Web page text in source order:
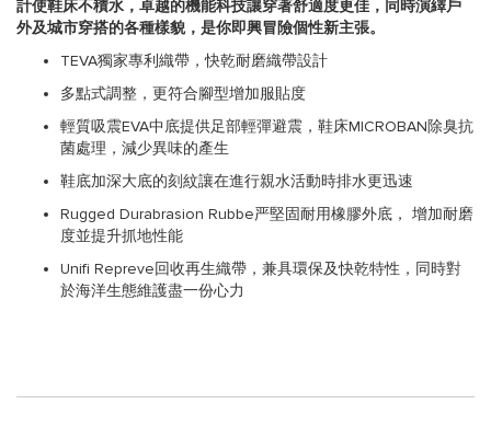
計使鞋床不積水，卓越的機能科技讓穿著舒適度更佳，同時演繹戶
外及城市穿搭的各種樣貌，是你即興冒險個性新主張。
TEVA獨家專利織帶，快乾耐磨織帶設計
多點式調整，更符合腳型增加服貼度
輕質吸震EVA中底提供足部輕彈避震，鞋床MICROBAN除臭抗
菌處理，減少異味的產生
鞋底加深大底的刻紋讓在進行親水活動時排水更迅速
Rugged Durabrasion Rubbe严堅固耐用橡膠外底， 增加耐磨
度並提升抓地性能
Unifi Repreve回收再生織帶，兼具環保及快乾特性，同時對
於海洋生態維護盡一份心力